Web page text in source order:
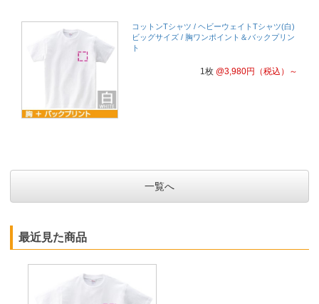
コットンTシャツ / ヘビーウェイトTシャツ(白)
ビッグサイズ / 胸ワンポイント＆バックプリン
ト
1枚 @3,980円 （税込）～
一覧へ
最近見た商品